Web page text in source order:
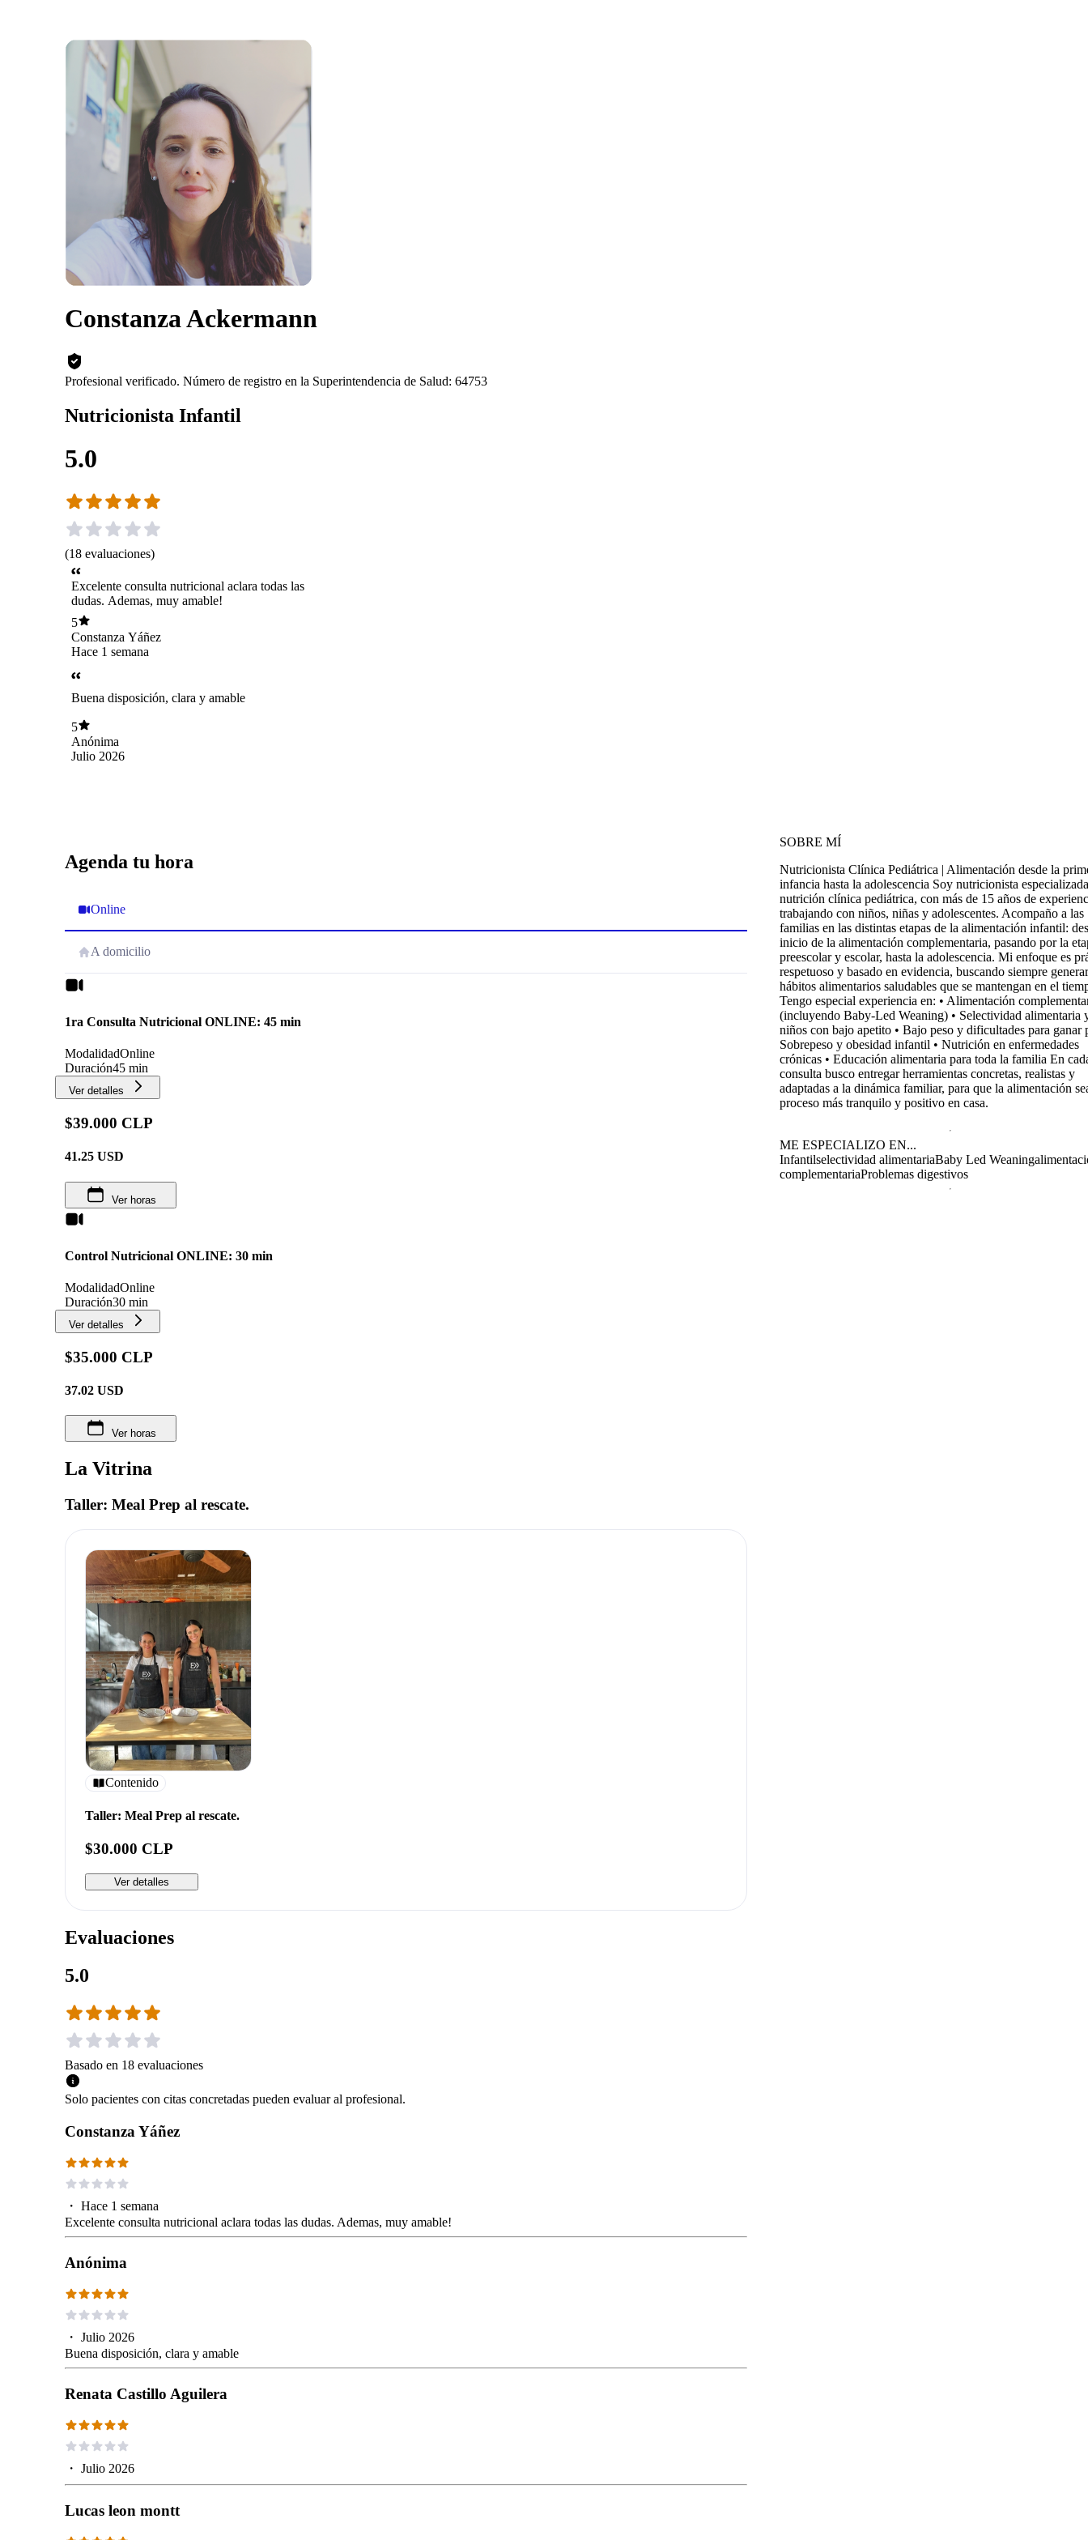
Constanza Ackermann
Profesional verificado. Número de registro en la Superintendencia de Salud: 64753
Nutricionista Infantil
5.0
(18 evaluaciones)
Excelente consulta nutricional aclara todas las
dudas. Ademas, muy amable!
5
Constanza Yáñez
Hace 1 semana
Buena disposición, clara y amable
5
Anónima
Julio 2026
Agenda tu hora
Online
A domicilio
1ra Consulta Nutricional ONLINE: 45 min
ModalidadOnline
Duración45 min
Ver detalles
$39.000 CLP
41.25 USD
Ver horas
Control Nutricional ONLINE: 30 min
ModalidadOnline
Duración30 min
Ver detalles
$35.000 CLP
37.02 USD
Ver horas
La Vitrina
Taller: Meal Prep al rescate.
Contenido
Taller: Meal Prep al rescate.
$30.000 CLP
Ver detalles
Evaluaciones
5.0
Basado en 18 evaluaciones
Solo pacientes con citas concretadas pueden evaluar al profesional.
Constanza Yáñez
・ Hace 1 semana
Excelente consulta nutricional aclara todas las dudas. Ademas, muy amable!
Anónima
・ Julio 2026
Buena disposición, clara y amable
Renata Castillo Aguilera
・ Julio 2026
Lucas leon montt
SOBRE MÍ
Nutricionista Clínica Pediátrica | Alimentación desde la
infancia hasta la adolescencia Soy nutricionista
nutrición clínica pediátrica, con más de 15 años de
trabajando con niños, niñas y adolescentes. Acompaño a las
familias en las distintas etapas de la alimentación infantil:
inicio de la alimentación complementaria, pasando por la
preescolar y escolar, hasta la adolescencia. Mi enfoque es
respetuoso y basado en evidencia, buscando siempre generar
hábitos alimentarios saludables que se mantengan en el
Tengo especial experiencia en: • Alimentación
(incluyendo Baby-Led Weaning) • Selectividad alimentaria
niños con bajo apetito • Bajo peso y dificultades para ganar
Sobrepeso y obesidad infantil • Nutrición en enfermedades
crónicas • Educación alimentaria para toda la familia En
consulta busco entregar herramientas concretas, realistas y
adaptadas a la dinámica familiar, para que la alimentación
proceso más tranquilo y positivo en casa.
ME ESPECIALIZO EN...
Infantilselectividad alimentariaBaby Led Weaning
complementariaProblemas digestivos